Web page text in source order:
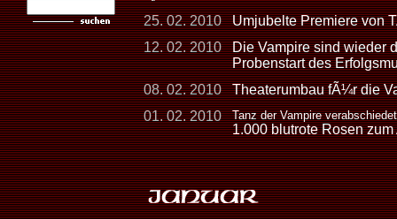
25. 02. 2010
Umjubelte Premiere von
12. 02. 2010
Die Vampire sind wieder
Probenstart des
08. 02. 2010
Theaterumbau fÃ¼r die
01. 02. 2010
Tanz der Vampire
1.000 blutrote Rosen